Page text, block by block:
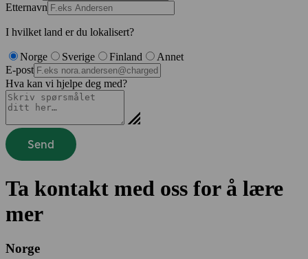
Etternavn
I hvilket land er du lokalisert?
Norge Sverige Finland
Annet
E-post
Hva kan vi hjelpe deg med?
Send
Ta kontakt med oss ​​for å lære
mer
Norge